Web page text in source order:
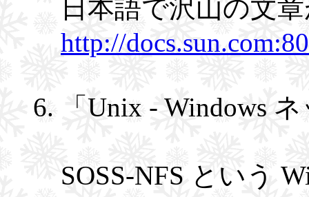
日本語で沢山の文
http://
「Unix - Windows
SOSS-NFS という